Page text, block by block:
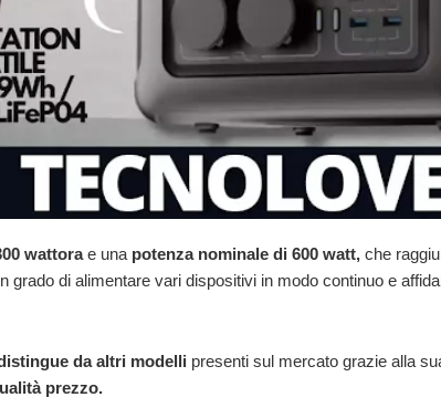
wattorae una potenza nominale di 600 watt, che
grado di alimentare vari dispositivi in modo continuo e
da altri modelli presenti sul mercato grazie alla
prezzo.